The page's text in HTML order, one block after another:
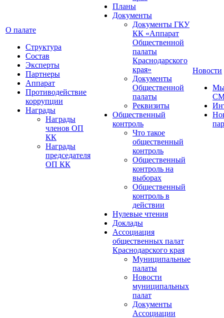
О палате
Структура
Состав
Эксперты
Партнеры
Аппарат
Противодействие
коррупции
Награды
Награды
членов ОП
КК
Награды
председателя
ОП КК
Планы
Документы
Документы ГКУ
КК «Аппарат
Общественной
палаты
Краснодарского
края»
Документы
Общественной
палаты
Реквизиты
Общественный
контроль
Что такое
общественный
контроль
Общественный
контроль на
выборах
Общественный
контроль в
действии
Нулевые чтения
Доклады
Ассоциация
общественных палат
Краснодарского края
Муниципальные
палаты
Новости
муниципальных
палат
Документы
Ассоциации
Новости